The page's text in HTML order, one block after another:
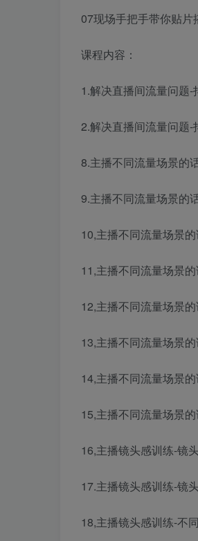
07现场手把手带你贴片
课程内容：
1.解决直播间流量问题
2.解决直播间流量问题
8.主播不同流量场景的
9.主播不同流量场景的
10,主播不同流量场景
11,主播不同流量场景
12,主播不同流量场景
13,主播不同流量场景
14,主播不同流量场景
15,主播不同流量场景
16,主播镜头感训练-镜
17.主播镜头感训练-镜
18,主播镜头感训练-不